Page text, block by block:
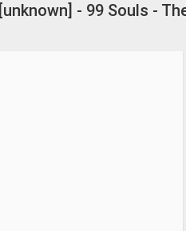
[unknown] - 99 Souls -